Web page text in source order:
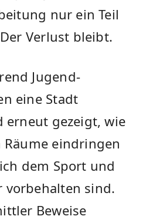
nur ein Teil
Verlust bleibt.
Jugend-
eine Stadt
erneut gezeigt, wie
eindringen
dem Sport und
vorbehalten sind.
Beweise